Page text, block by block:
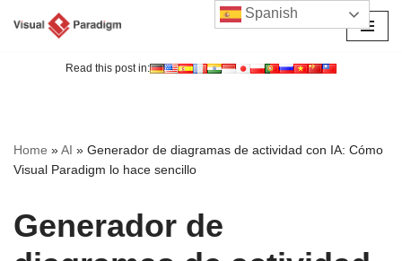
Read this post in:
Home »AI » Generador de diagramas de actividad con IA: Cómo
Visual Paradigm lo hace sencillo
Generador de
Spanish